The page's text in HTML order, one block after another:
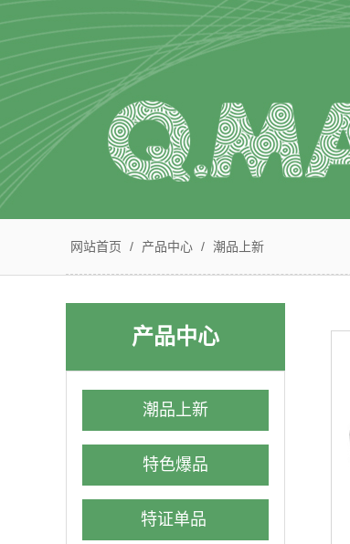
网站首页 / 产品中心 / 潮品上新
产品中心
潮品上新
特色爆品
特证单品